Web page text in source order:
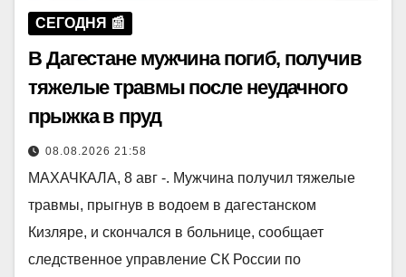
СЕГОДНЯ 📰
В Дагестане мужчина погиб, получив
тяжелые травмы после неудачного
прыжка в пруд
08.08.2026 21:58
МАХАЧКАЛА, 8 авг -. Мужчина получил тяжелые
травмы, прыгнув в водоем в дагестанском
Кизляре, и скончался в больнице, сообщает
следственное управление СК России по